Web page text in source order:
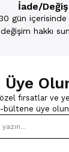
İade/
gün içerisinde
değişim hakkı
fırsatlar ve
bültene üye